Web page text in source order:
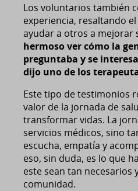
Los voluntarios también
experiencia, resaltando
ayudar a otros a mejorar
hermoso ver cómo la
preguntaba y se
dijo uno de los
Este tipo de testimonios
valor de la jornada de
transformar vidas. La
servicios médicos, sino
escucha, empatía y
eso, sin duda, es lo que
este sean tan necesarios
comunidad.